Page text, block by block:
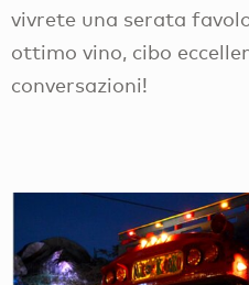
vivrete una serata
ottimo vino, cibo
conversazioni!